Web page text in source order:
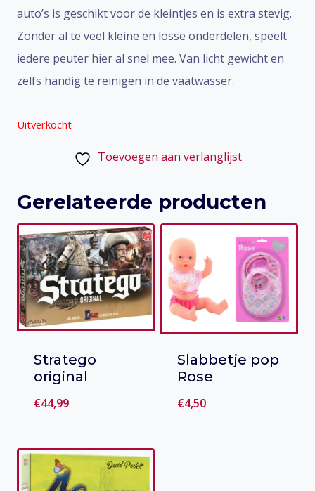
auto’s is geschikt voor de kleintjes en is extra stevig.
Zonder al te veel kleine en losse onderdelen, speelt
iedere peuter hier al snel mee. Van licht gewicht en
zelfs handig te reinigen in de vaatwasser.
Uitverkocht
Toevoegen aan verlanglijst
Gerelateerde producten
Stratego
original
€44,99
aan verlanglijst
Slabbetje pop
Rose
€4,50